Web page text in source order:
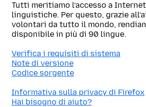
Tutti meritiamo l’accesso a
linguistiche. Per questo, grazie
volontari da tutto il mondo,
disponibile in più di 90 lingue.
Verifica i requisiti di sistema
Note di versione
Codice sorgente
Informativa sulla privacy di Firefox
Hai bisogno di aiuto?